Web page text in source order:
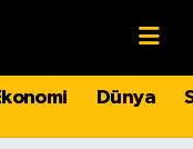
Dünya